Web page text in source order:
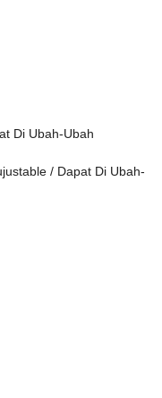
Di Ubah-Ubah
/ Dapat Di Ubah-